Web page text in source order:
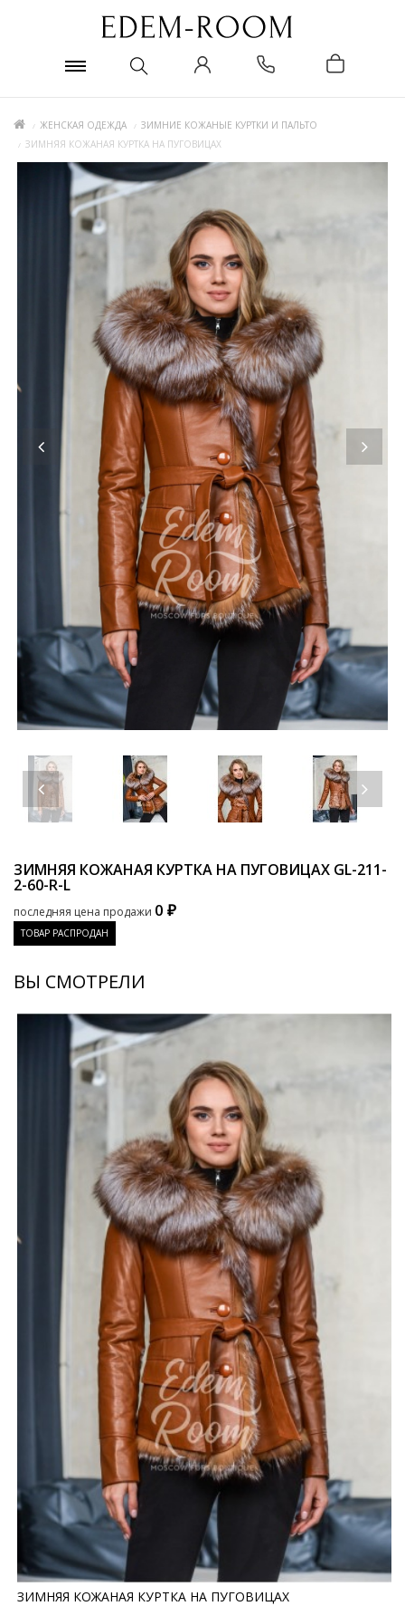
ЖЕНСКАЯ ОДЕЖДА
ЗИМНИЕ КОЖАНЫЕ КУРТКИ И ПАЛЬТО
ЗИМНЯЯ КОЖАНАЯ КУРТКА НА ПУГОВИЦАХ
ЗИМНЯЯ КОЖАНАЯ КУРТКА НА ПУГОВИЦАХ GL-211-
2-60-R-L
последняя цена продажи 0 ₽
ТОВАР РАСПРОДАН
ВЫ СМОТРЕЛИ
ЗИМНЯЯ КОЖАНАЯ КУРТКА НА ПУГОВИЦАХ